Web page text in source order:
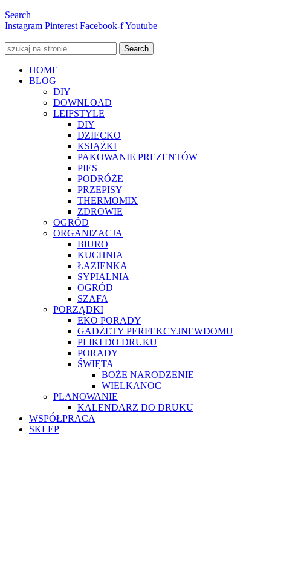
Search
Instagram Pinterest Facebook-fYoutube
Search
HOME
BLOG
DIY
DOWNLOAD
LEIFSTYLE
DIY
DZIECKO
KSIĄŻKI
PAKOWANIE PREZENTÓW
PIES
PODRÓŻE
PRZEPISY
THERMOMIX
ZDROWIE
OGRÓD
ORGANIZACJA
BIURO
KUCHNIA
ŁAZIENKA
SYPIALNIA
OGRÓD
SZAFA
PORZĄDKI
EKO PORADY
GADŻETY PERFEKCYJNEWDOMU
PLIKI DO DRUKU
PORADY
ŚWIĘTA
BOŻE NARODZENIE
WIELKANOC
PLANOWANIE
KALENDARZ DO DRUKU
WSPÓŁPRACA
SKLEP